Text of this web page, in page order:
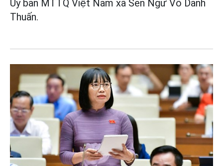
Ủy ban MTTQ Việt Nam xã Sen Ngư Võ Danh
Thuấn.